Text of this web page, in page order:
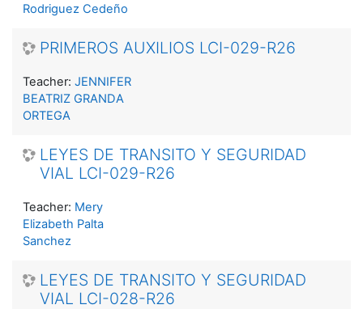
Rodriguez Cedeño
PRIMEROS AUXILIOS LCI-029-R26
Teacher: JENNIFER
BEATRIZ GRANDA
ORTEGA
LEYES DE TRANSITO Y SEGURIDAD
VIAL LCI-029-R26
Teacher: Mery
Elizabeth Palta
Sanchez
LEYES DE TRANSITO Y SEGURIDAD
VIAL LCI-028-R26